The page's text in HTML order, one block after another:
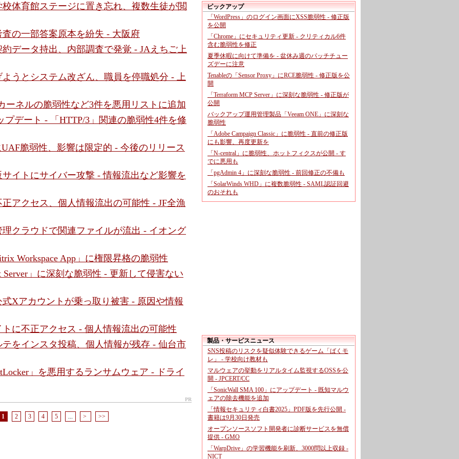
体育館ステージに置き忘れ、複数生徒が閲
の一部答案原本を紛失 - 大阪府
データ持出、内部調査で発覚 - JAえちご上
うとシステム改ざん、職員を停職処分 - 上
ーネルの脆弱性など3件を悪用リストに追加
プデート - 「HTTP/3」関連の脆弱性4件を修
UAF脆弱性、影響は限定的 - 今後のリリース
イトにサイバー攻撃 - 情報流出など影響を
アクセス、個人情報流出の可能性 - JF全漁
クラウドで関連ファイルが流出 - イオング
Workspace App」に権限昇格の脆弱性
Server」に深刻な脆弱性 - 更新して侵害ない
Xアカウントが乗っ取り被害 - 原因や情報
に不正アクセス - 個人情報流出の可能性
をインスタ投稿、個人情報が残存 - 仙台市
」を悪用するランサムウェア - ドライ
PR
1 2 3 4 5 ... > >>
ピックアップ
「WordPress」のログイン画面にXSS脆弱性 - 修正版
を公開
「Chrome」にセキュリティ更新 - クリティカル6件
含む脆弱性を修正
夏季休暇に向けて準備を - 盆休み週のパッチチュー
ズデーに注意
Tenableの「Sensor Proxy」にRCE脆弱性 - 修正版を公
開
「Terraform MCP Server」に深刻な脆弱性 - 修正版が
公開
バックアップ運用管理製品「Veeam ONE」に深刻な
脆弱性
「Adobe Campaign Classic」に脆弱性 - 直前の修正版
にも影響、再度更新を
「N-central」に脆弱性、ホットフィクスが公開 - す
でに悪用も
「pgAdmin 4」に深刻な脆弱性 - 前回修正の不備も
「SolarWinds WHD」に複数脆弱性 - SAML認証回避
のおそれも
製品・サービスニュース
SNS投稿のリスクを疑似体験できるゲーム「ばくモ
レ」 - 学校向け教材も
マルウェアの挙動をリアルタイム監視するOSSを公
開 - JPCERT/CC
「SonicWall SMA 100」にアップデート - 既知マルウ
ェアの除去機能を追加
「情報セキュリティ白書2025」PDF版を先行公開 -
書籍は9月30日発売
オープンソースソフト開発者に診断サービスを無償
提供 - GMO
「WarpDrive」の学習機能を刷新、3000問以上収録 -
NICT